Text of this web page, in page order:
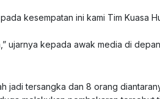
kesempatan ini kami Tim Kuasa
ujarnya kepada awak media di
jadi tersangka dan 8 orang